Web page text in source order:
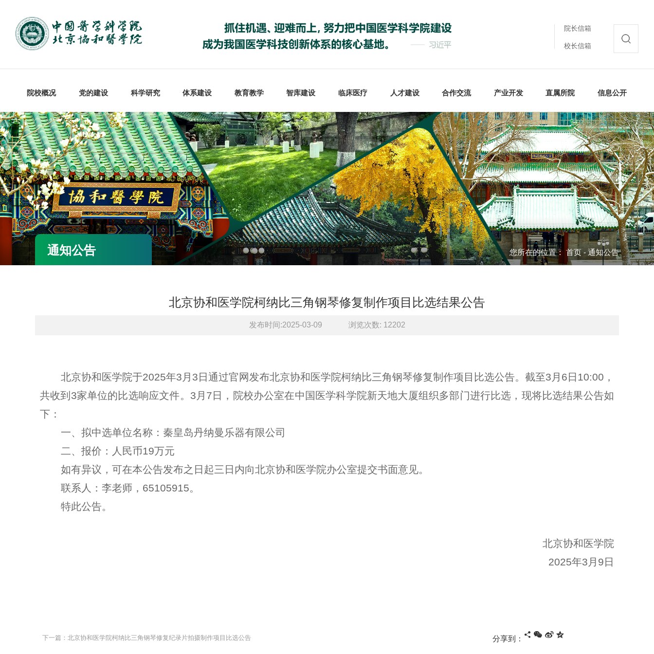
院长信箱
校长信箱
院校概况 党的建设 科学研究 体系建设 教育教学 智库建设 临床医疗 人才建设 合作交流 产业开发 直属所院 信息公开
通知公告 您所在的位置： 首页-通知公告
北京协和医学院柯纳比三角钢琴修复制作项目比选结果公告
发布时间:2025-03-09 浏览次数: 12202
北京协和医学院于2025年3月3日通过官网发布北京协和医学院柯纳比三角钢琴修复制作项目比选公告。截至3月6日10:00，
共收到3家单位的比选响应文件。3月7日，院校办公室在中国医学科学院新天地大厦组织多部门进行比选，现将比选结果公告如
下：
一、 拟中选单位名称：秦皇岛丹纳曼乐器有限公司
二、 报价：人民币19万元
如有异议，可在本公告发布之日起三日内向北京协和医学院办公室提交书面意见。
联系人：李老师，65105915。
特此公告。
北京协和医学院
2025年3月 9 日
下一篇：北京协和医学院柯纳比三角钢琴修复纪录片拍摄制作项目比选公告 分享到：